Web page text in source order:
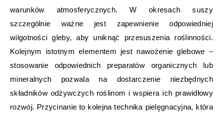
warunków atmosferycznych. W okresach suszy
szczególnie ważne jest zapewnienie odpowiedniej
wilgotności gleby, aby uniknąć przesuszenia roślinności.
Kolejnym istotnym elementem jest nawożenie glebowe –
stosowanie odpowiednich preparatów organicznych lub
mineralnych pozwala na dostarczenie niezbędnych
składników odżywczych roślinom i wspiera ich prawidłowy
rozwój. Przycinanie to kolejna technika pielęgnacyjna, która